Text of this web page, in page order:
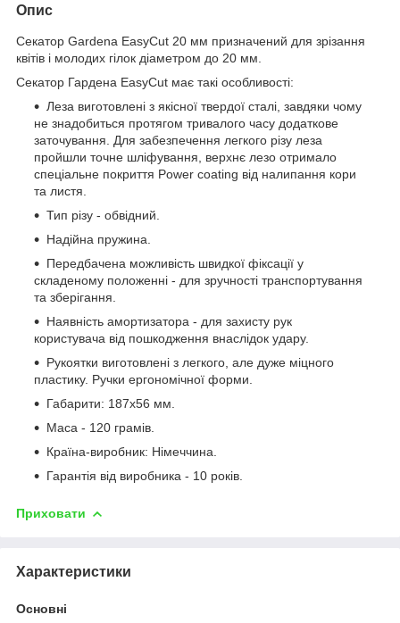
Опис
Секатор Gardena EasyCut 20 мм призначений для зрізання
квітів і молодих гілок діаметром до 20 мм.
Секатор Гардена EasyCut має такі особливості:
Леза виготовлені з якісної твердої сталі, завдяки чому
не знадобиться протягом тривалого часу додаткове
заточування. Для забезпечення легкого різу леза
пройшли точне шліфування, верхнє лезо отримало
спеціальне покриття Power coating від налипання кори
та листя.
Тип різу - обвідний.
Надійна пружина.
Передбачена можливість швидкої фіксації у
складеному положенні - для зручності транспортування
та зберігання.
Наявність амортизатора - для захисту рук
користувача від пошкодження внаслідок удару.
Рукоятки виготовлені з легкого, але дуже міцного
пластику. Ручки ергономічної форми.
Габарити: 187х56 мм.
Маса - 120 грамів.
Країна-виробник: Німеччина.
Гарантія від виробника - 10 років.
Приховати
Характеристики
Основні